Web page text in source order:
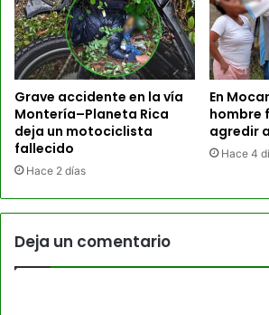
Grave accidente en la vía
Montería–Planeta Rica
deja un motociclista
fallecido
Hace 2 días
En
hombre
agredir
Hace 4
Deja un comentario